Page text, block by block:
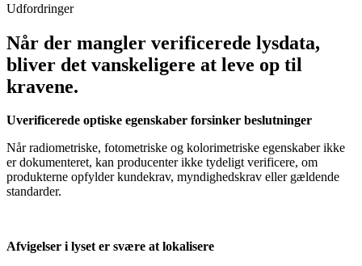
Udfordringer
Når der mangler verificerede lysdata,
bliver det vanskeligere at leve op til
kravene.
Uverificerede optiske egenskaber forsinker beslutninger
Når radiometriske, fotometriske og kolorimetriske egenskaber ikke
er dokumenteret, kan producenter ikke tydeligt verificere, om
produkterne opfylder kundekrav, myndighedskrav eller gældende
standarder.
Afvigelser i lyset er svære at lokalisere